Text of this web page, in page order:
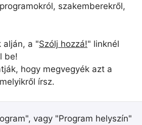
szakemberekről,
alján, a "Szólj hozzá!" linknél
be!
hogy megvegyék azt a
írsz.
vagy "Program helyszín"